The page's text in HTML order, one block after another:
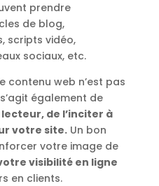
prendre
de blog,
scripts vidéo,
sociaux, etc.
contenu web n’est pas
également de
de l’inciter à
votre site.Un bon
votre image de
visibilité en ligne
en clients.